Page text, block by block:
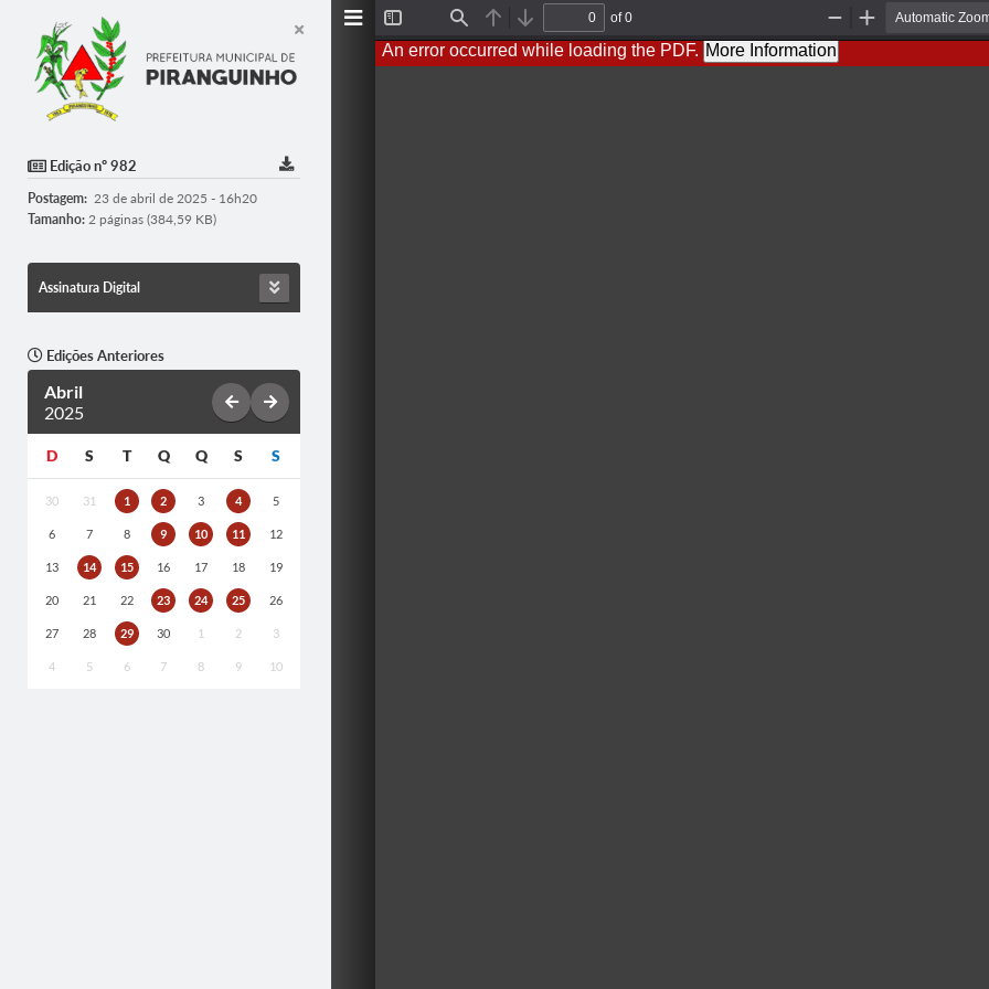
Edição nº 982
Postagem: 23 de abril de 2025 - 16h20
Tamanho: 2 páginas (384,59 KB)
Assinatura Digital
Edições Anteriores
Abril
2025
D S T Q Q S S
30 31 1 2 3 4 5
6 7 8 9 10 11 12
13 14 15 16 17 18 19
20 21 22 23 24 25 26
27 28 29 30 1 2 3
4 5 6 7 8 9 10
Sidebar
Find Previous
Next
of 0
Out
An error occurred while loading the PDF. More Information